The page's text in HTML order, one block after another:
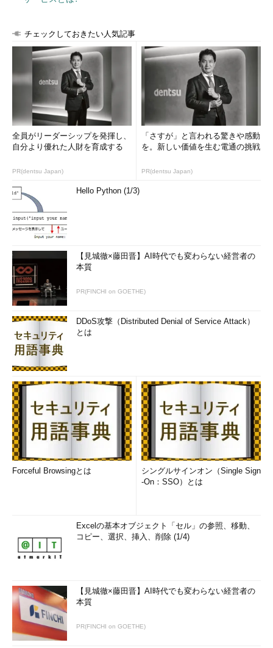
しかし、細かな開発計画の実施有無を検討するとき、「その施
策は何の数字を伸ばすためのものなのか」を誰も説明できない状
態で議論が進んでしまうことも多くてですね。
若手エンジニアにこの説明を求めるのは酷だと思いますが、リ
ーダー以上になったら間違いなく必要になる。
シバタミドルマネジメント不足の問題もあるとなると、CTOで
えふしん
この問題は、僕が育成と採用を頑張ることで解決しな
ければならないのですが……。
シバタさんは楽天に勤めていらっしゃったじゃないですか。楽
たんですか？
シバタ 楽天市場はチームの規模がすごく大きいのですが、開発
のプライオリティーを議論する際は、「それで流通総額がどのく
開発チームが「こういう機能を作りたい」と提案してきても、
想定でいいから必ず流通総額への貢献度を数字で出してみて、そ
れを元に議論していましたね。それがないと判断が主観的、政治
的になりやすいので、良い／悪いの判断ができないから「また次
回持ってきてください」となるわけです。それを延々やっていま
した。
えふしん そのくらい真剣にKPIを考えろと。
シバタだから楽天出身の人間は、KPIにつなぐところは相当訓
練されていると思います。
シバタええ。それを散々やった後に初めて、「あそこにボール
を飛ばそう」とバットを振りにいく。もちろん、当たらないこと
えふしん現場はすごくしんどいでしょうけど、そういう訓練っ
てとても貴重ですよね。エンジニアは数学的思考が得意ですが、
ビジネスを成長させるために数字と向き合うのってまた別物じゃ
チェックしておきたい人気記事
全員がリーダーシップを発揮し、
自分より優れた人財を育成する
PR(dentsu Japan)
「さすが」と言われる驚きや感動
を。新しい価値を生む電通の挑戦
PR(dentsu Japan)
Hello Python (1/3)
【見城徹×藤田晋】AI時代でも変わらない経営者の
本質
PR(FINCHI on GOETHE)
DDoS攻撃（Distributed Denial of Service Attack）
とは
Forceful Browsingとは
シングルサインオン（Single Sign
-On：SSO）とは
Excelの基本オブジェクト「セル」の参照、移動、
コピー、選択、挿入、削除 (1/4)
【見城徹×藤田晋】AI時代でも変わらない経営者の
本質
PR(FINCHI on GOETHE)